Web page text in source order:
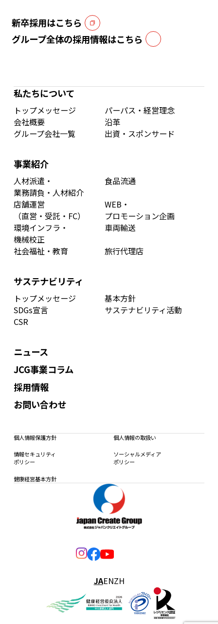
新卒採用はこちら
グループ全体の採用情報はこちら
私たちについて
トップメッセージ
パーパス・経営理念
会社概要
沿革
グループ会社一覧
出資・スポンサード
事業紹介
人材派遣・
業務請負・人材紹介
食品流通
店舗運営
（直営・受託・FC）
WEB・
プロモーション企画
環境インフラ・
機械校正
車両輸送
社会福祉・教育
旅行代理店
サステナビリティ
トップメッセージ
基本方針
SDGs宣言
サステナビリティ活動
CSR
ニュース
JCG事業コラム
採用情報
お問い合わせ
個人情報保護方針 個人情報の取扱い
情報セキュリティ
ポリシー
ソーシャルメディア
ポリシー
健康経営基本方針
JAENZH